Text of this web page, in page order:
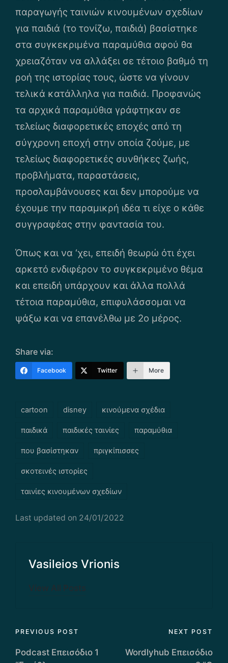
παραγωγής ταινιών κινουμένων σχεδίων
για παιδιά (το τονίζω, παιδιά) βασίστηκε
στα συγκεκριμένα παραμύθια αφού θα
χρειαζόταν να αλλάξει σε τέτοιο βαθμό τη
ροή της ιστορίας τους, ώστε να γίνουν
τελικά κατάλληλα για παιδιά. Προφανώς
τα αρχικά παραμύθια γράφτηκαν σε
τελείως διαφορετικές εποχές από τη
σύγχρονη εποχή στην οποία ζούμε, με
τελείως διαφορετικές συνθήκες ζωής,
προβλήματα, παραστάσεις,
προσλαμβάνουσες και δεν μπορούμε να
έχουμε την παραμικρή ιδέα τι είχε ο κάθε
συγγραφέας στην φαντασία του.
Όπως και να ‘χει, επειδή θεωρώ ότι έχει
αρκετό ενδιφέρον το συγκεκριμένο θέμα
και επειδή υπάρχουν και άλλα πολλά
τέτοια παραμύθια, επιφυλάσσομαι να
ψάξω και να επανέλθω με 2ο μέρος.
Share via:
Facebook Twitter More
cartoon disney κινούμενα σχέδια
παιδικά παιδικές ταινίες παραμύθια
που βασίστηκαν πριγκίπισσες
σκοτεινές ιστορίες
ταινίες κινουμένων σχεδίων
Last updated on 24/01/2022
Vasileios Vrionis
View All Posts
Post
navigation
PREVIOUS POST
Podcast Επεισόδιο 1
NEXT POST
Wordlyhub Επεισόδιο